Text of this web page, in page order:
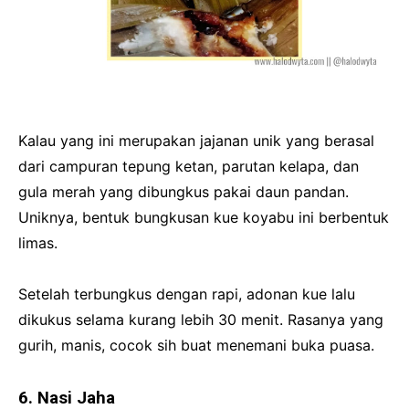
Kalau yang ini merupakan jajanan unik yang berasal
dari campuran tepung ketan, parutan kelapa, dan
gula merah yang dibungkus pakai daun pandan.
Uniknya, bentuk bungkusan kue koyabu ini berbentuk
limas.
Setelah terbungkus dengan rapi, adonan kue lalu
dikukus selama kurang lebih 30 menit. Rasanya yang
gurih, manis, cocok sih buat menemani buka puasa.
6. Nasi Jaha